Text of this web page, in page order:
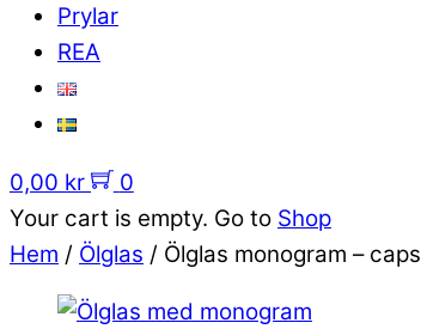
Prylar
REA
0,00 kr
0
Your cart is empty. Go to Shop
Hem / Ölglas / Ölglas monogram – caps